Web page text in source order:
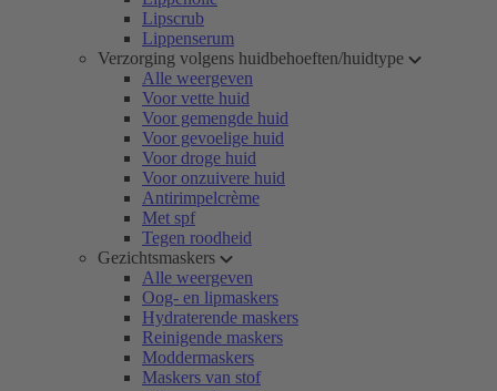
Lipscrub
Lippenserum
Verzorging volgens huidbehoeften/huidtype
Alle weergeven
Voor vette huid
Voor gemengde huid
Voor gevoelige huid
Voor droge huid
Voor onzuivere huid
Antirimpelcrème
Met spf
Tegen roodheid
Gezichtsmaskers
Alle weergeven
Oog- en lipmaskers
Hydraterende maskers
Reinigende maskers
Moddermaskers
Maskers van stof